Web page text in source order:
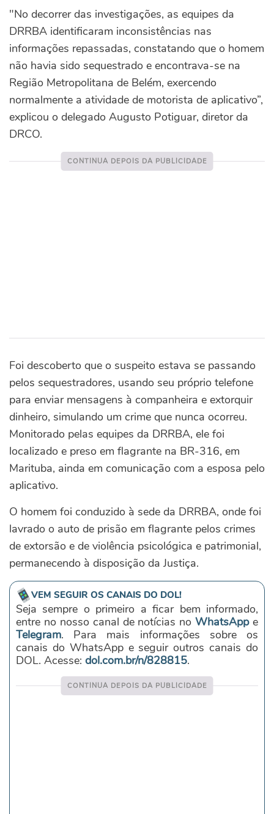
"No decorrer das investigações, as equipes da
DRRBA identificaram inconsistências nas
informações repassadas, constatando que o homem
não havia sido sequestrado e encontrava-se na
Região Metropolitana de Belém, exercendo
normalmente a atividade de motorista de aplicativo”,
explicou o delegado Augusto Potiguar, diretor da
DRCO.
Foi descoberto que o suspeito estava se passando
pelos sequestradores, usando seu próprio telefone
para enviar mensagens à companheira e extorquir
dinheiro, simulando um crime que nunca ocorreu.
Monitorado pelas equipes da DRRBA, ele foi
localizado e preso em flagrante na BR-316, em
Marituba, ainda em comunicação com a esposa pelo
aplicativo.
O homem foi conduzido à sede da DRRBA, onde foi
lavrado o auto de prisão em flagrante pelos crimes
de extorsão e de violência psicológica e patrimonial,
permanecendo à disposição da Justiça.
VEM SEGUIR OS CANAIS DO DOL!
Seja sempre o primeiro a ficar bem informado,
entre no nosso canal de notícias noWhatsAppe
Telegram. Para mais informações sobre os
canais do WhatsApp e seguir outros canais do
DOL. Acesse: dol.com.br/n/828815.